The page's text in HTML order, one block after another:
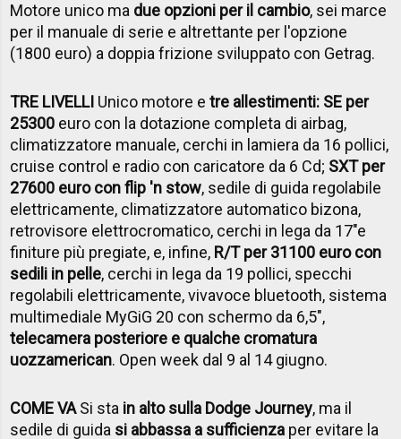
Motore unico ma due opzioni per il cambio, sei marce
per il manuale di serie e altrettante per l'opzione
(1800 euro) a doppia frizione sviluppato con Getrag.
TRE LIVELLI Unico motore etre allestimenti: SE per
25300 euro con la dotazione completa di airbag,
climatizzatore manuale, cerchi in lamiera da 16 pollici,
cruise control e radio con caricatore da 6 Cd; SXT per
27600 euro con flip 'n stow, sedile di guida regolabile
elettricamente, climatizzatore automatico bizona,
retrovisore elettrocromatico, cerchi in lega da 17"e
finiture più pregiate, e, infine, R/T per 31100 euro con
sedili in pelle, cerchi in lega da 19 pollici, specchi
regolabili elettricamente, vivavoce bluetooth, sistema
multimediale MyGiG 20 con schermo da 6,5",
telecamera posteriore e qualche cromatura
uozzamerican. Open week dal 9 al 14 giugno.
COME VASi sta in alto sulla Dodge Journey, ma il
sedile di guida si abbassa a sufficienza per evitare la